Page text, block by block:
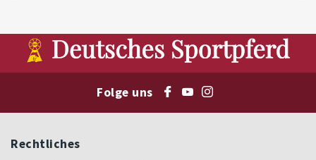
Folge uns
Rechtliches